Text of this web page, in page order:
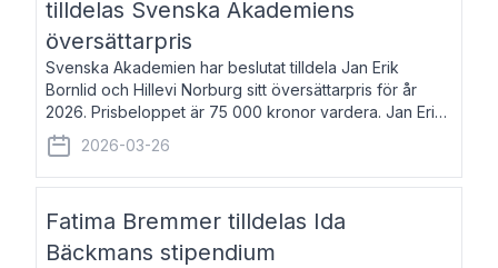
tilldelas Svenska Akademiens
översättarpris
Svenska Akademien har beslutat tilldela Jan Erik
Bornlid och Hillevi Norburg sitt översättarpris för år
2026. Prisbeloppet är 75 000 kronor vardera. Jan Erik
Bornlid, född 1947, är översättare från tyska. Han är
främst känd för sina översät
2026-03-26
Fatima Bremmer tilldelas Ida
Bäckmans stipendium